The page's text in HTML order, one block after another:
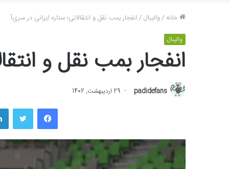
خانه /والیبال/انفجار بمب نقل و انتقالاتی؛ ستاره ایرانی در سری‌آ
والیبال
انفجار بمب نقل و
padidefans 29 اردیبهشت, 1402
فیسبوک